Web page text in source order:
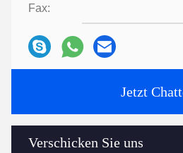
Fax:
Jetzt
Verschicken Sie uns